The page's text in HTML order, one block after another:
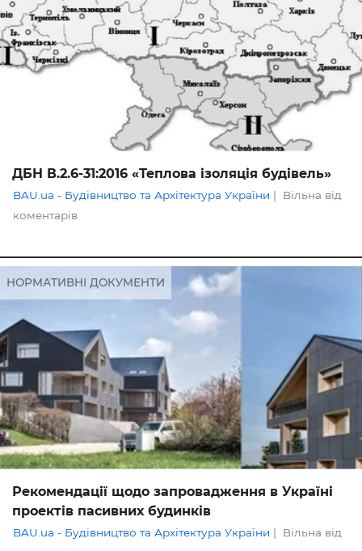
ДБН В.2.6-31:2016 «Теплова ізоляція будівель»
BAU.ua - Будівництво та Архітектура України | Вільна від
коментарів
Рекомендації щодо запровадження в Україні
проектів пасивних будинків
НОРМАТИВНІ ДОКУМЕНТИ
BAU.ua - Будівництво та Архітектура України | Вільна від